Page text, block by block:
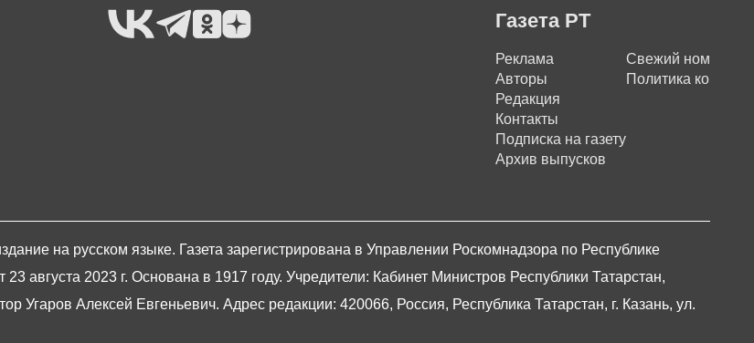
Газета РТ
Реклама
Авторы
Редакция
Контакты
Подписка на газету
Архив выпусков
Свежий номер
Политика
на русском языке. Газета зарегистрирована в Управлении Роскомнадзора по Республике
августа 2023 г. Основана в 1917 году. Учредители: Кабинет Министров Республики Татарстан,
Угаров Алексей Евгеньевич. Адрес редакции: 420066, Россия, Республика Татарстан, г. Казань, ул.